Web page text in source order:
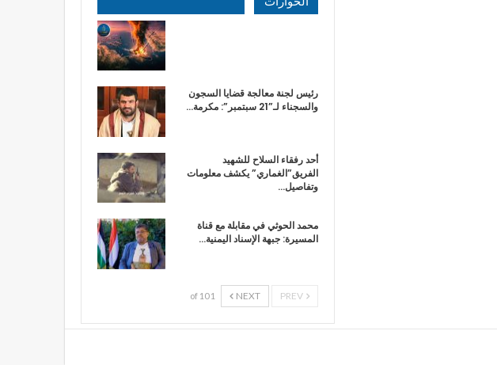
رئيس لجنة معالجة قضايا السجون
والسجناء لـ”21 سبتمبر”: مكرمة…
أحد رفقاء السلاح للشهيد
الفريق”الغماري” يكشف معلومات
وتفاصيل…
محمد الحوثي في مقابلة مع قناة
المسيرة: جبهة الإسناد اليمنية…
NEXT
1 of 10